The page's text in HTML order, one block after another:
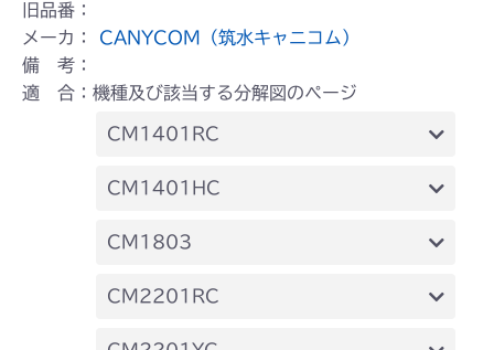
旧品番：
メーカ： CANYCOM（筑水キャニコム）
備 考：
適 合：機種及び該当する分解図のページ
CM1401RC
本体 FIG23 刈刃カバー
CM1401HC
本体 FIG26 刈刃カバー
CM1803
本体 FIG37 刈刃カバー
CM2201RC
本体 FIG38 刈刃カバー